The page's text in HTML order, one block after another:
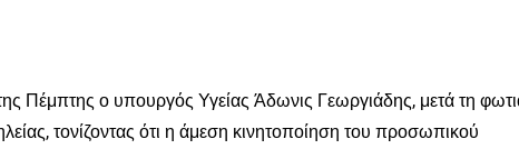
Πέμπτης ο υπουργός Υγείας Άδωνις Γεωργιάδης, μετά τη
τονίζοντας ότι η άμεση κινητοποίηση του προσωπικού